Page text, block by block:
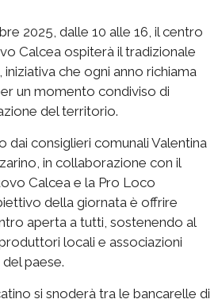
2025, dalle 10 alle 16, il centro
Calcea ospiterà il tradizionale
che ogni anno richiama
un momento condiviso di
del territorio.
dai consiglieri comunali Valentina
in collaborazione con il
Calcea e la Pro Loco
della giornata è offrire
aperta a tutti, sostenendo al
locali e associazioni
paese.
si snoderà tra le bancarelle di